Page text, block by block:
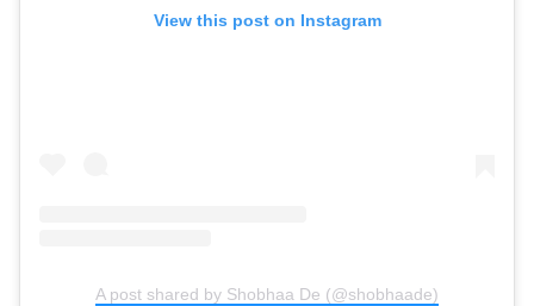
View this post on Instagram
A post shared by Shobhaa De (@shobhaade)